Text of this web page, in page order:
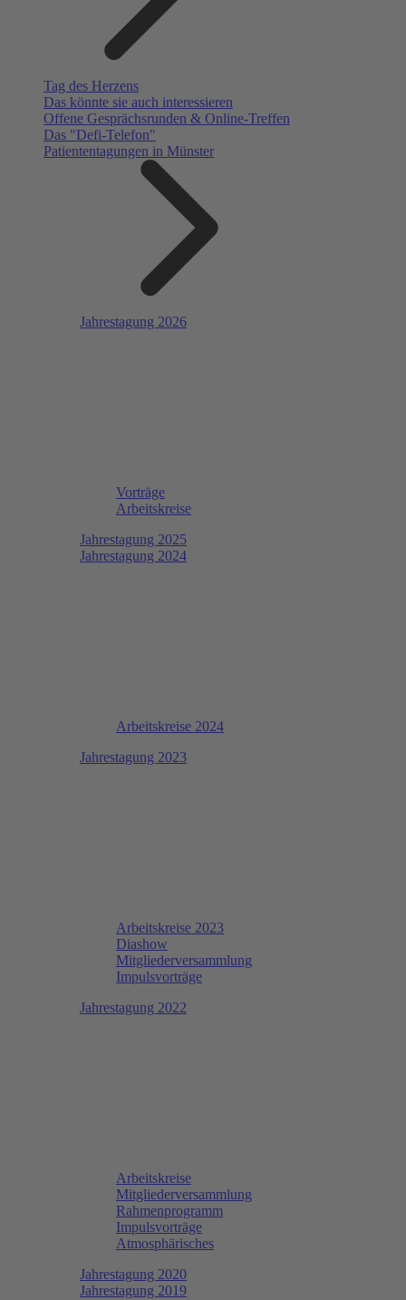
Tag des Herzens
Das könnte sie auch interessieren
Offene Gesprächsrunden & Online-Treffen
Das "Defi-Telefon"
Patiententagungen in Münster
Jahrestagung 2026
Vorträge
Arbeitskreise
Jahrestagung 2025
Jahrestagung 2024
Arbeitskreise 2024
Jahrestagung 2023
Arbeitskreise 2023
Diashow
Mitgliederversammlung
Impulsvorträge
Jahrestagung 2022
Arbeitskreise
Mitgliederversammlung
Rahmenprogramm
Impulsvorträge
Atmosphärisches
Jahrestagung 2020
Jahrestagung 2019